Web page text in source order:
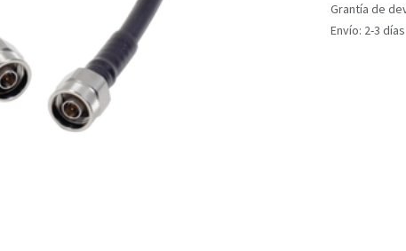
Grantía de
Envío: 2-3